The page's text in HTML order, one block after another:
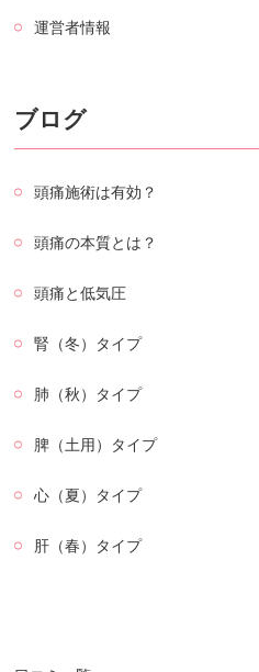
運営者情報
ブログ
頭痛施術は有効？
頭痛の本質とは？
頭痛と低気圧
腎（冬）タイプ
肺（秋）タイプ
脾（土用）タイプ
心（夏）タイプ
肝（春）タイプ